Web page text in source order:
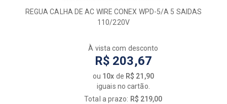
REGUA CALHA DE AC WIRE CONEX WPD-5/A 5 SAIDAS
110/220V
À vista com desconto
R$ 203,67
ou 10x de R$ 21,90
iguais no cartão.
Total a prazo: R$ 219,00